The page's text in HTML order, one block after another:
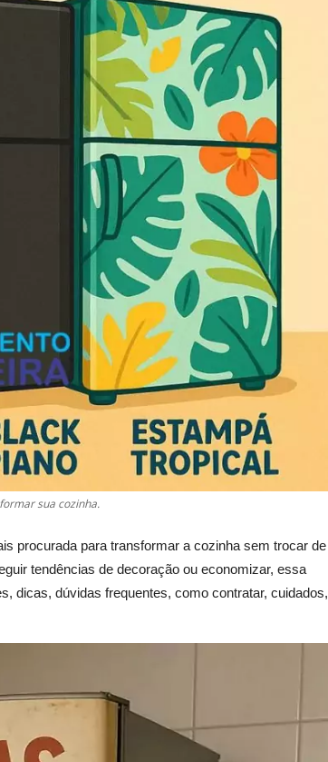
sua cozinha.
procurada para transformar a cozinha sem trocar de
tendências de decoração ou economizar, essa
dicas, dúvidas frequentes, como contratar, cuidados,